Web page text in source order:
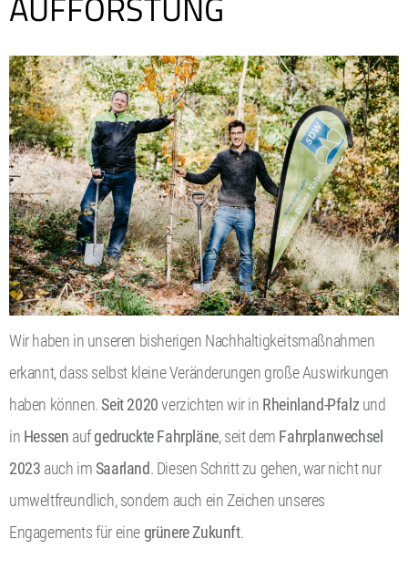
Wir haben in unseren bisherigen Nachhaltigkeitsmaßnahmen
erkannt, dass selbst kleine Veränderungen große Auswirkungen
haben können.Seit 2020verzichten wir in Rheinland-Pfalzund
in Hessen aufgedruckte Fahrpläne, seit dem Fahrplanwechsel
2023 auch imSaarland. Diesen Schritt zu gehen, war nicht nur
umweltfreundlich, sondern auch ein Zeichen unseres
Engagements für eine grünere Zukunft.